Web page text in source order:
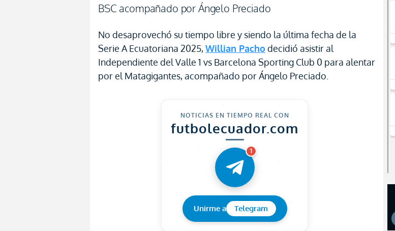
BSC acompañado por Ángelo Preciado
No desaprovechó su tiempo libre y siendo la última fecha de la
Serie A Ecuatoriana 2025,Willian Pacho decidió asistir al
Independiente del Valle 1 vs Barcelona Sporting Club 0 para alentar
por el Matagigantes, acompañado por Ángelo Preciado.
NOTICIAS EN TIEMPO REAL CON
futbolecuador.com
1
Unirme a Telegram